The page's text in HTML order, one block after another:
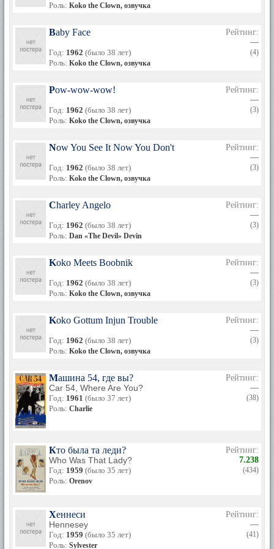
Роль: Koko the Clown, озвучка
Baby Face
Год: 1962 (было 38 лет)
Роль: Koko the Clown, озвучка
Рейтинг:
—
(4)
Pow-wow-wow!
Год: 1962 (было 38 лет)
Роль: Koko the Clown, озвучка
Рейтинг:
—
(3)
Now You See It Now You Don't
Год: 1962 (было 38 лет)
Роль: Koko the Clown, озвучка
Рейтинг:
—
(3)
Charley Angelo
Год: 1962 (было 38 лет)
Роль: Dan «The Devil» Devin
Рейтинг:
—
(3)
Koko Meets Boobnik
Год: 1962 (было 38 лет)
Роль: Koko the Clown, озвучка
Рейтинг:
—
(3)
Koko Gottum Injun Trouble
Год: 1962 (было 38 лет)
Роль: Koko the Clown, озвучка
Рейтинг:
—
(3)
Машина 54, где вы?
Car 54, Where Are You?
Год: 1961 (было 37 лет)
Роль: Charlie
Рейтинг:
—
(38)
Кто была та леди?
Who Was That Lady?
Год: 1959 (было 35 лет)
Роль: Orenov
Рейтинг:
7.238
(434)
Хеннеси
Hennesey
Год: 1959 (было 35 лет)
Роль: Sylvester
Рейтинг:
—
(41)